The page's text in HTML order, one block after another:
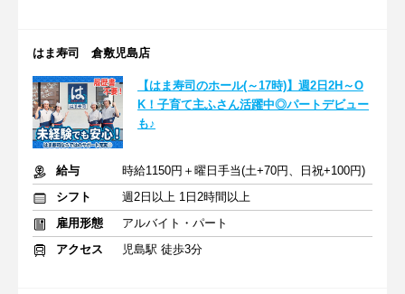
はま寿司 倉敷児島店
【はま寿司のホール(～17時)】週2日2H～O
K！子育て主ふさん活躍中◎パートデビュー
も♪
給与
時給1150円＋曜日手当(土+70円、日祝+100円)
シフト
週2日以上 1日2時間以上
雇用形態
アルバイト・パート
アクセス
児島駅 徒歩3分